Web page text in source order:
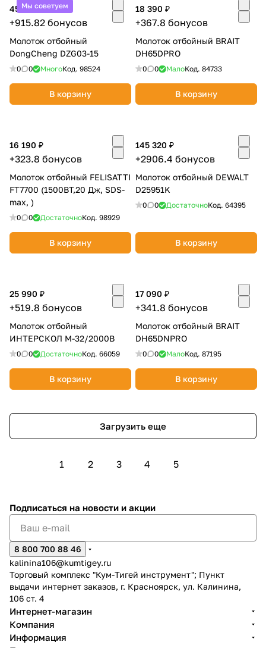
Мы советуем
45 791 ₽
+915.82 бонусов
Молоток отбойный
DongCheng DZG03-15
0 0 МногоКод. 98524
В корзину
18 390 ₽
+367.8 бонусов
Молоток отбойный BRAIT
DH65DPRO
0 0 МалоКод. 84733
В корзину
16 190 ₽
+323.8 бонусов
Молоток отбойный FELISATTI
FT7700 (1500ВТ,20 Дж, SDS-
max, )
0 0 ДостаточноКод. 98929
В корзину
145 320 ₽
+2906.4 бонусов
Молоток отбойный DEWALT
D25951K
0 0 ДостаточноКод. 64395
В корзину
25 990 ₽
+519.8 бонусов
Молоток отбойный
ИНТЕРСКОЛ М-32/2000В
0 0 ДостаточноКод. 66059
В корзину
17 090 ₽
+341.8 бонусов
Молоток отбойный BRAIT
DH65DNPRO
0 0 МалоКод. 87195
В корзину
Загрузить еще
1 2 3 4 5
Подписаться на новости и акции
8 800 700 88 46
kalinina106@kumtigey.ru
Торговый комплекс "Кум-Тигей инструмент"; Пункт
выдачи интернет заказов, г. Красноярск, ул. Калинина,
106 ст. 4
Интернет-магазин
Компания
Информация